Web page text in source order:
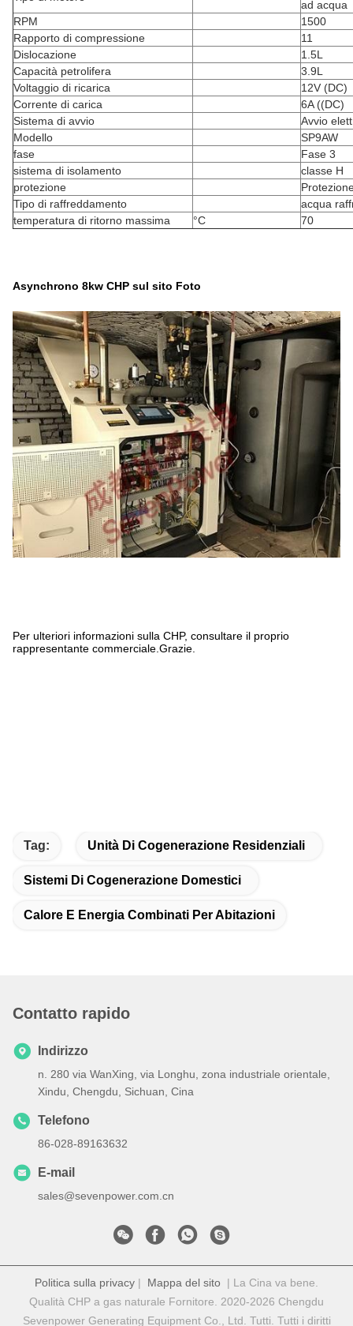
ad acqua
RPM
1500
Rapporto di compressione
11
Dislocazione
1.5L
Capacità petrolifera
3.9L
Voltaggio di ricarica
12V (DC)
Corrente di carica
6A ((DC)
Sistema di avvio
Avvio
Modello
SP9AW
fase
Fase 3
sistema di isolamento
classe H
protezione
Tipo di raffreddamento
acqua
temperatura di ritorno massima
°C 70
Asynchrono 8kw CHP sul sito Foto
Per ulteriori informazioni sulla CHP, consultare il proprio
rappresentante commerciale.Grazie.
Tag: Unità Di Cogenerazione Residenziali
Sistemi Di Cogenerazione Domestici
Calore E Energia Combinati Per Abitazioni
Contatto rapido
Indirizzo
n. 280 via WanXing, via Longhu, zona industriale orientale,
Xindu, Chengdu, Sichuan, Cina
Telefono
86-028-89163632
E-mail
sales@sevenpower.com.cn
Politica sulla privacy | Mappa del sito | La Cina va bene.
Qualità CHP a gas naturale Fornitore. 2020-2026 Chengdu
Sevenpower Generating Equipment Co., Ltd. Tutti. Tutti i diritti